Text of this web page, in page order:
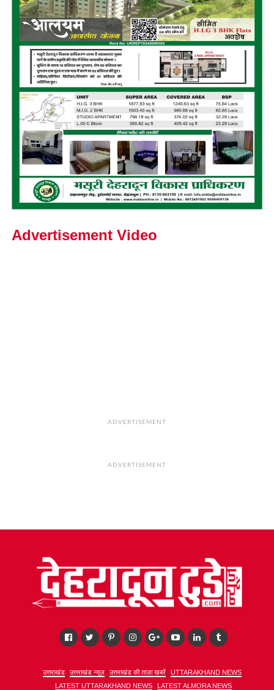
Advertisement Video
ADVERTISEMENT
ADVERTISEMENT
उत्तराखंड उत्तराखंड न्यूज़ उत्तराखंड की ताज़ा खबरें
UTTARAKHAND NEWS
LATEST UTTARAKHAND NEWS
LATEST ALMORA NEWS